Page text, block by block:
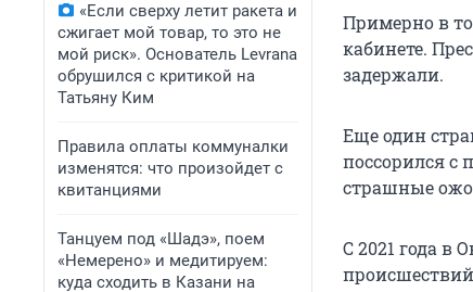
«Если сверху летит ракета и
сжигает мой товар, то это не
мой риск». Основатель Levrana
обрушился с критикой на
Татьяну Ким
Правила оплаты коммуналки
изменятся: что произойдет с
квитанциями
Танцуем под «Шадэ», поем
«Немерено» и медитируем:
куда сходить в Казани на
Примерно в
кабинете.
задержали.
Еще один
поссорился с
страшные
С 2021 года в